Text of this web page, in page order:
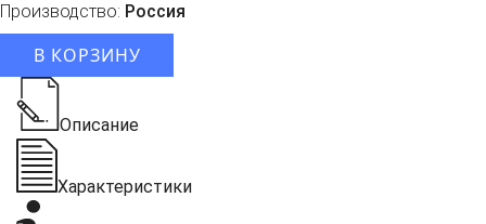
Производство: Россия
В КОРЗИНУ
Описание
Характеристики